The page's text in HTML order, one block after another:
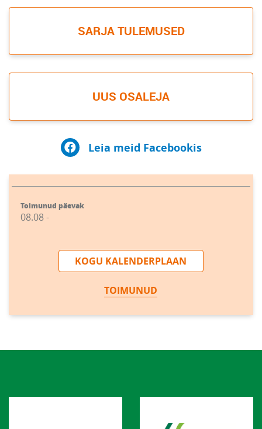
SARJA TULEMUSED
UUS OSALEJA
Leia meid Facebookis
Toimunud päevak
08.08 -
KOGU KALENDERPLAAN
TOIMUNUD